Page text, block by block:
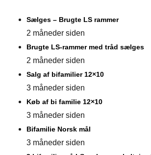
Sælges – Brugte LS rammer
2 måneder siden
Brugte LS-rammer med tråd sælges
2 måneder siden
Salg af bifamilier 12×10
3 måneder siden
Køb af bi familie 12×10
3 måneder siden
Bifamilie Norsk mål
3 måneder siden